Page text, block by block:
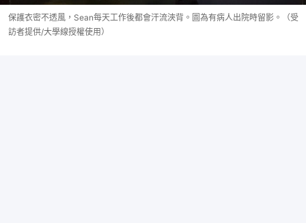
保護衣密不透風，Sean每天工作後都會汗流浹背。圖為有病人出院時留影。（受
訪者提供/大學線授權使用）